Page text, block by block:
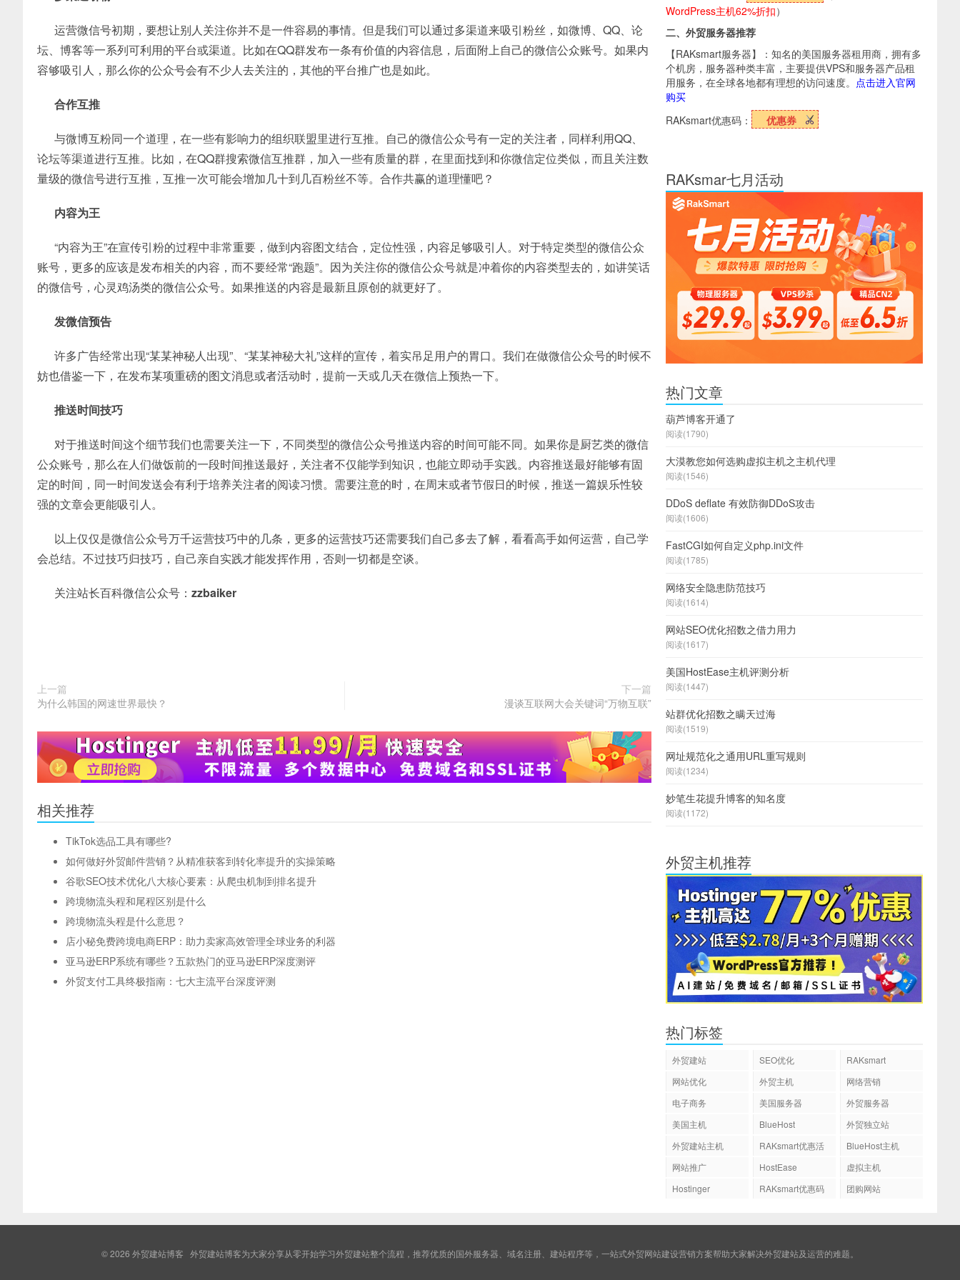
运营微信号初期，要想让别人关注你并不是一件容易的事情。但是我们可以通过多渠道来吸引粉丝，如微博、QQ、论
坛、博客等一系列可利用的平台或渠道。比如在QQ群发布一条有价值的内容信息，后面附上自己的微信公众账号。如果内
容够吸引人，那么你的公众号会有不少人去关注的，其他的平台推广也是如此。
合作互推
与微博互粉同一个道理，在一些有影响力的组织联盟里进行互推。自己的微信公众号有一定的关注者，同样利用QQ、
论坛等渠道进行互推。比如，在QQ群搜索微信互推群，加入一些有质量的群，在里面找到和你微信定位类似，而且关注数
量级的微信号进行互推，互推一次可能会增加几十到几百粉丝不等。合作共赢的道理懂吧？
内容为王
“内容为王”在宣传引粉的过程中非常重要，做到内容图文结合，定位性强，内容足够吸引人。对于特定类型的微信公众
账号，更多的应该是发布相关的内容，而不要经常“跑题”。因为关注你的微信公众号就是冲着你的内容类型去的，如讲笑话
的微信号，心灵鸡汤类的微信公众号。如果推送的内容是最新且原创的就更好了。
发微信预告
许多广告经常出现“某某神秘人出现”、“某某神秘大礼”这样的宣传，着实吊足用户的胃口。我们在做微信公众号的时候不
妨也借鉴一下，在发布某项重磅的图文消息或者活动时，提前一天或几天在微信上预热一下。
推送时间技巧
对于推送时间这个细节我们也需要关注一下，不同类型的微信公众号推送内容的时间可能不同。如果你是厨艺类的微信
公众账号，那么在人们做饭前的一段时间推送最好，关注者不仅能学到知识，也能立即动手实践。内容推送最好能够有固
定的时间，同一时间发送会有利于培养关注者的阅读习惯。需要注意的时，在周末或者节假日的时候，推送一篇娱乐性较
强的文章会更能吸引人。
以上仅仅是微信公众号万千运营技巧中的几条，更多的运营技巧还需要我们自己多去了解，看看高手如何运营，自己学
会总结。不过技巧归技巧，自己亲自实践才能发挥作用，否则一切都是空谈。
关注站长百科微信公众号： zzbaiker
上一篇
为什么韩国的网速世界最快？
下一篇
漫谈互联网大会关键词“万物互联”
相关推荐
TikTok选品工具有哪些?
如何做好外贸邮件营销？从精准获客到转化率提升的实操策略
谷歌SEO技术优化八大核心要素：从爬虫机制到排名提升
跨境物流头程和尾程区别是什么
跨境物流头程是什么意思？
店小秘免费跨境电商ERP：助力卖家高效管理全球业务的利器
亚马逊ERP系统有哪些？五款热门的亚马逊ERP深度测评
外贸支付工具终极指南：七大主流平台深度评测
WordPress主机62%折扣）
二、外贸服务器推荐
【RAKsmart服务器】：知名的美国服务器租用商，拥有多
个机房，服务器种类丰富，主要提供VPS和服务器产品租
用服务，在全球各地都有理想的访问速度。 点击进入官网
购买
RAKsmart优惠码：
优惠券
RAKsmar七月活动
热门文章
葫芦博客开通了
阅读(1790)
大漠教您如何选购虚拟主机之主机代理
阅读(1546)
DDoS deflate 有效防御DDoS攻击
阅读(1606)
FastCGI如何自定义php.ini文件
阅读(1785)
网络安全隐患防范技巧
阅读(1614)
网站SEO优化招数之借力用力
阅读(1617)
美国HostEase主机评测分析
阅读(1447)
站群优化招数之瞒天过海
阅读(1519)
网址规范化之通用URL重写规则
阅读(1234)
妙笔生花提升博客的知名度
阅读(1172)
外贸主机推荐
热门标签
外贸建站 SEO优化
RAKsmart
网站优化
外贸主机
网络营销
电子商务
美国服务器
外贸服务器
美国主机
BlueHost
外贸独立站
外贸建站主机
RAKsmart优惠活
BlueHost主机
网站推广
HostEase
虚拟主机
Hostinger
RAKsmart优惠码 团购网站
© 2026 外贸建站博客 外贸建站博客为大家分享从零开始学习外贸建站整个流程，推荐优质的国外服务器、域名注册、建站程序等，一站式外贸网站建设营销方案帮助大家解决外贸建站及运营的难题。